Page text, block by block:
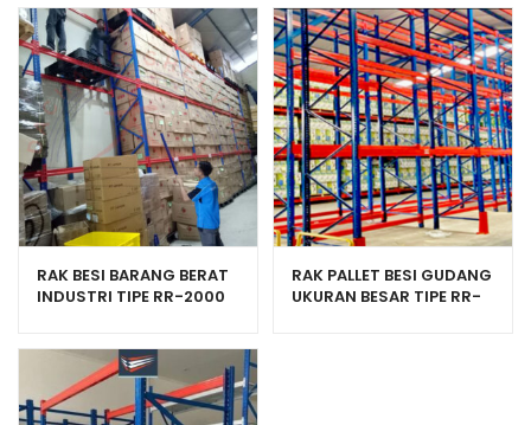
RAK BESI BARANG BERAT
INDUSTRI TIPE RR-2000
RAK PALLET BESI GUDANG
UKURAN BESAR TIPE RR-